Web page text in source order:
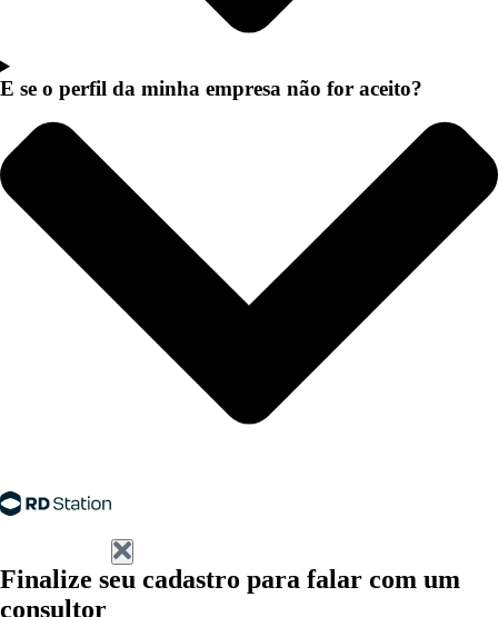
E se o perfil da minha empresa não for aceito?
Finalize seu cadastro para falar com um
consultor